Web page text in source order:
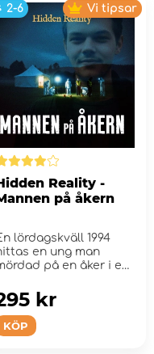
2-6 Vi tipsar
Reality -
på åkern
lördagskväll 1994
en ung man
på en åker i en
KÖP
kr